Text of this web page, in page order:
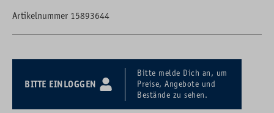
Artikelnummer 15893644
BITTE EINLOGGEN
Bitte melde Dich an, um
Preise, Angebote und
Bestände zu sehen.